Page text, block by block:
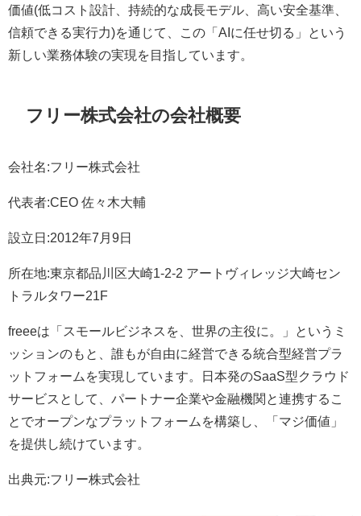
価値(低コスト設計、持続的な成長モデル、高い安全基準、
信頼できる実行力)を通じて、この「AIに任せ切る」という
新しい業務体験の実現を目指しています。
フリー株式会社の会社概要
会社名:フリー株式会社
代表者:CEO 佐々木大輔
設立日:2012年7月9日
所在地:東京都品川区大崎1-2-2 アートヴィレッジ大崎セン
トラルタワー21F
freeeは「スモールビジネスを、世界の主役に。」というミ
ッションのもと、誰もが自由に経営できる統合型経営プラ
ットフォームを実現しています。日本発のSaaS型クラウド
サービスとして、パートナー企業や金融機関と連携するこ
とでオープンなプラットフォームを構築し、「マジ価値」
を提供し続けています。
出典元:フリー株式会社